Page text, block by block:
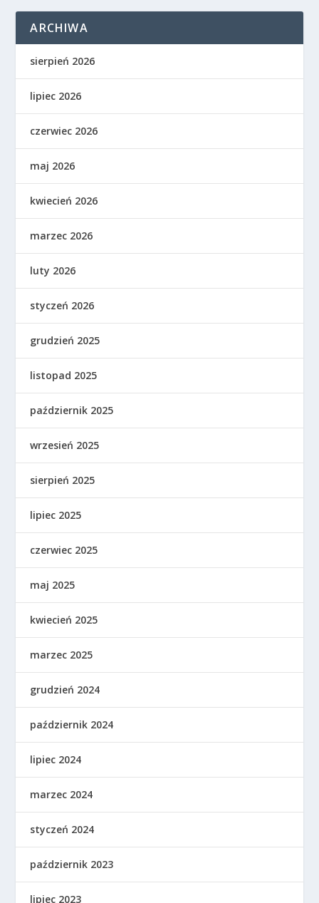
ARCHIWA
sierpień 2026
lipiec 2026
czerwiec 2026
maj 2026
kwiecień 2026
marzec 2026
luty 2026
styczeń 2026
grudzień 2025
listopad 2025
październik 2025
wrzesień 2025
sierpień 2025
lipiec 2025
czerwiec 2025
maj 2025
kwiecień 2025
marzec 2025
grudzień 2024
październik 2024
lipiec 2024
marzec 2024
styczeń 2024
październik 2023
lipiec 2023